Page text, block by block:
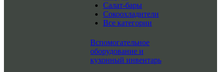
Салат-бары
Сокоохладители
Все категории
Вспомогательное
оборудование и
кухонный инвентарь